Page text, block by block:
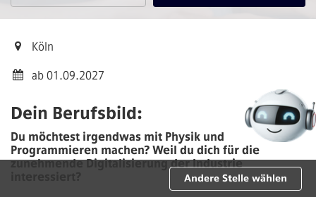
Köln
ab 01.09.2027
Dein Berufsbild:
Du möchtest irgendwas mit Physik und
Programmieren machen? Weil du dich für die
zunehmende Digitalisierung der Industrie
Andere Stelle wählen